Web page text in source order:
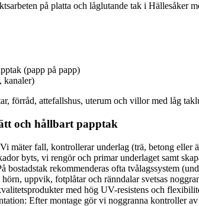
på platta och låglutande tak i Hällesåker
(papp på papp)
kanaler)
förråd, attefallshus, uterum och villor med låg
och hållbart papptak
mäter fall, kontrollerar underlag (trä, betong eller
byts, vi rengör och primar underlaget samt
bostadstak rekommenderas ofta tvålagssystem
uppvik, fotplåtar och ränndalar svetsas
med hög UV-resistens och
Efter montage gör vi noggranna kontroller